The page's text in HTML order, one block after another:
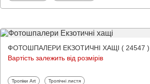
ФОТОШПАЛЕРИ ЕКЗОТИЧНІ ХАЩІ ( 24547 )
Вартість залежить від розмірів
Фотошпалери
Тропіки Art Фотошпалери
Тропічні листя